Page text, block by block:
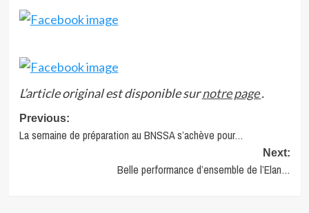
L’article original est disponible surnotre page.
Post
navigation
Previous:
La semaine de préparation au BNSSA s’achève pour…
Next:
Belle performance d’ensemble de l’Elan…